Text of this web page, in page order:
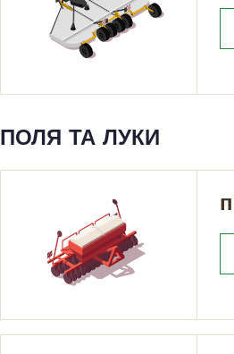
ПОЛЯ ТА ЛУКИ